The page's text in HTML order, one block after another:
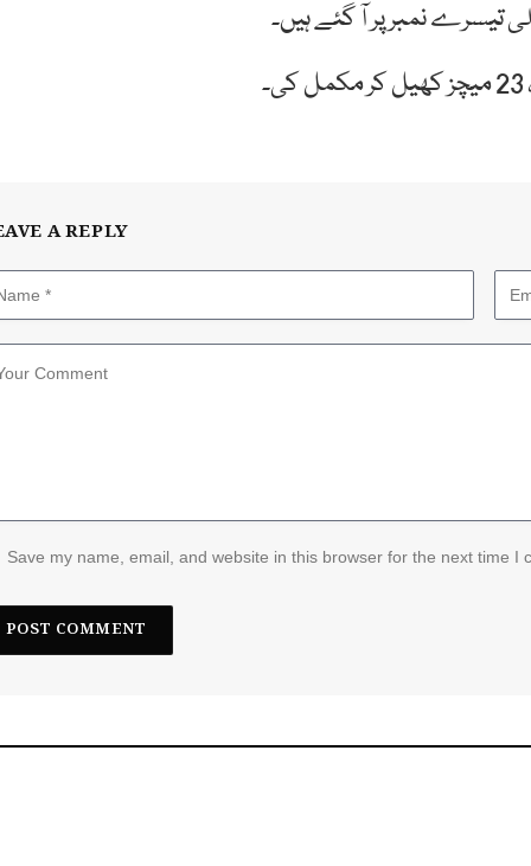
A REPLY
Save my name, email, and website in this browser for the next time I